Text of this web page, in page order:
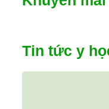
Tin tức y